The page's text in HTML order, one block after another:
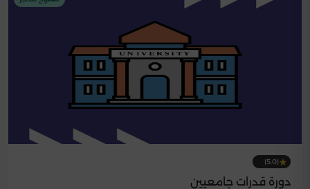
(5.0)
دورة قدرات جامعيين